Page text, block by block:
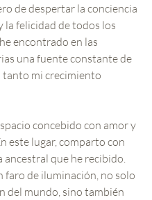
de despertar la conciencia
la felicidad de todos los
encontrado en las
una fuente constante de
mi crecimiento
concebido con amor y
este lugar, comparto con
que he recibido.
del mundo, sino también